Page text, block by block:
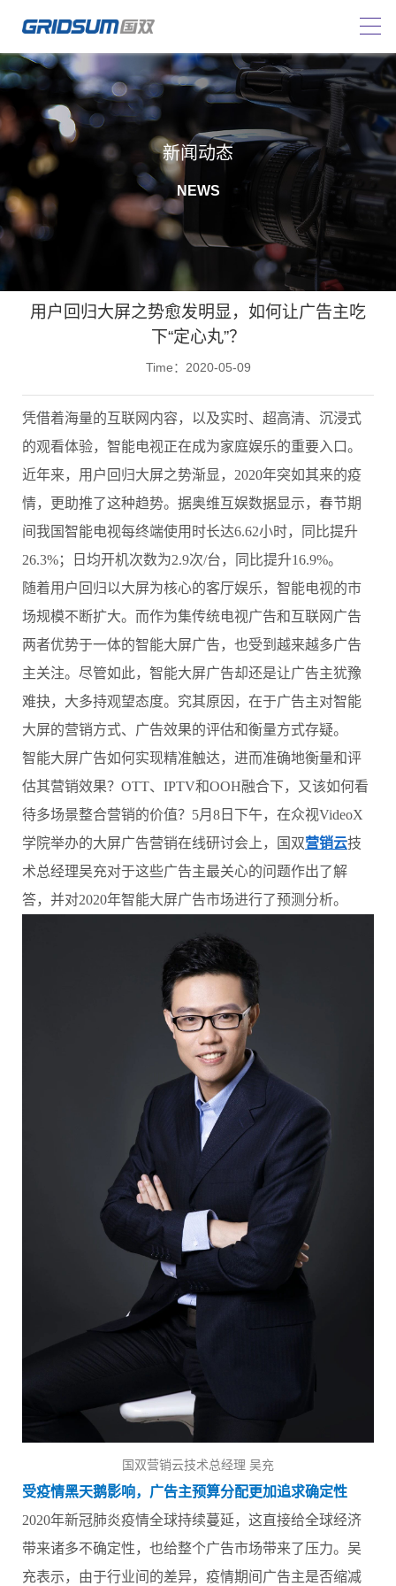
新闻动态
NEWS
用户回归大屏之势愈发明显，如何让广告主吃
下“定心丸”？
Time：2020-05-09
凭借着海量的互联网内容，以及实时、超高清、沉浸式
的观看体验，智能电视正在成为家庭娱乐的重要入口。
近年来，用户回归大屏之势渐显，2020年突如其来的疫
情，更助推了这种趋势。据奥维互娱数据显示，春节期
间我国智能电视每终端使用时长达6.62小时，同比提升
26.3%；日均开机次数为2.9次/台，同比提升16.9%。
随着用户回归以大屏为核心的客厅娱乐，智能电视的市
场规模不断扩大。而作为集传统电视广告和互联网广告
两者优势于一体的智能大屏广告，也受到越来越多广告
主关注。尽管如此，智能大屏广告却还是让广告主犹豫
难抉，大多持观望态度。究其原因，在于广告主对智能
大屏的营销方式、广告效果的评估和衡量方式存疑。
智能大屏广告如何实现精准触达，进而准确地衡量和评
估其营销效果？OTT、IPTV和OOH融合下，又该如何看
待多场景整合营销的价值？5月8日下午，在众视VideoX
学院举办的大屏广告营销在线研讨会上，国双营销云技
术总经理吴充对于这些广告主最关心的问题作出了解
答，并对2020年智能大屏广告市场进行了预测分析。
国双营销云技术总经理 吴充
受疫情黑天鹅影响，广告主预算分配更加追求确定性
2020年新冠肺炎疫情全球持续蔓延，这直接给全球经济
带来诸多不确定性，也给整个广告市场带来了压力。吴
充表示，由于行业间的差异，疫情期间广告主是否缩减